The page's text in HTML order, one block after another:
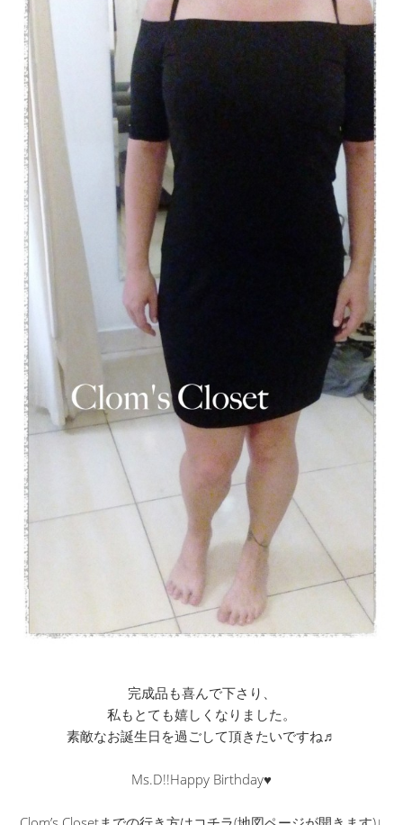
完成品も喜んで下さり、
私もとても嬉しくなりました。
素敵なお誕生日を過ごして頂きたいですね♬
Ms.D!!Happy Birthday♥